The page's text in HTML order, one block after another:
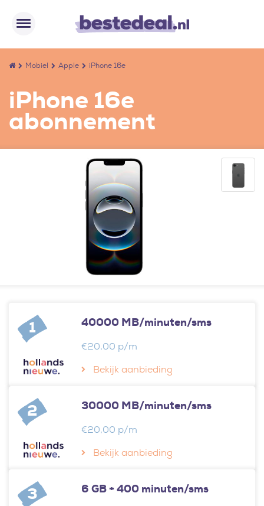
Mobiel Apple iPhone 16e
iPhone 16e
abonnement
1 40000 MB/minuten/sms
€20,00 p/m
Bekijk aanbieding
2 30000 MB/minuten/sms
€20,00 p/m
Bekijk aanbieding
3 6 GB + 400 minuten/sms